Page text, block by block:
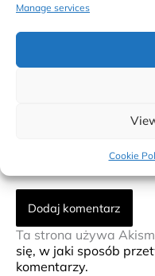
Manage services
Cookie
Nazwa*
Ta strona używa
się, w jaki sposób
komentarzy.